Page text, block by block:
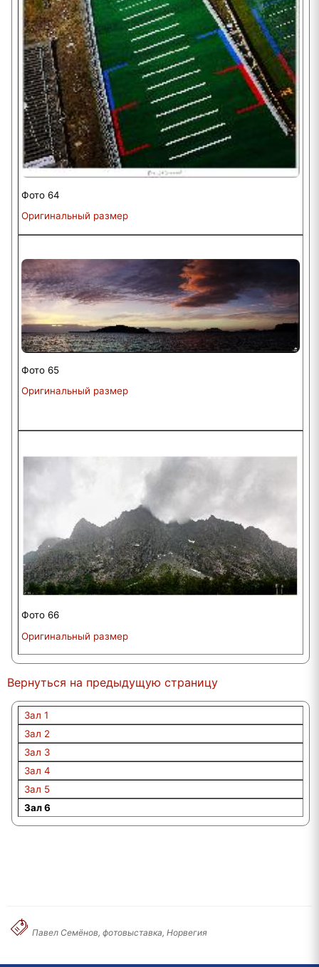
Фото 64
Оригинальный размер
Фото 65
Оригинальный размер
Фото 66
Оригинальный размер
Вернуться на предыдущую страницу
Зал 1
Зал 2
Зал 3
Зал 4
Зал 5
Зал 6
Павел Семёнов, фотовыставка, Норвегия